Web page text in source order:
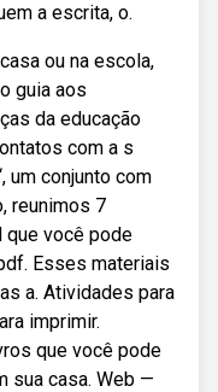
a escrita, o.
ou na escola,
guia aos
da educação
com a s
um conjunto com
reunimos 7
você pode
Esses materiais
a. Atividades para
imprimir.
que você pode
sua casa. Web —